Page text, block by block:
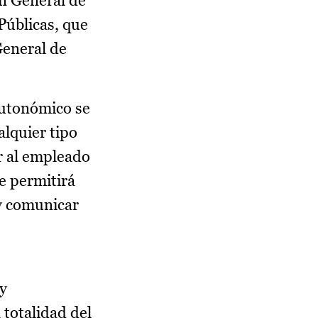
que
de
se
tipo
al empleado
permitirá
comunicar
totalidad del